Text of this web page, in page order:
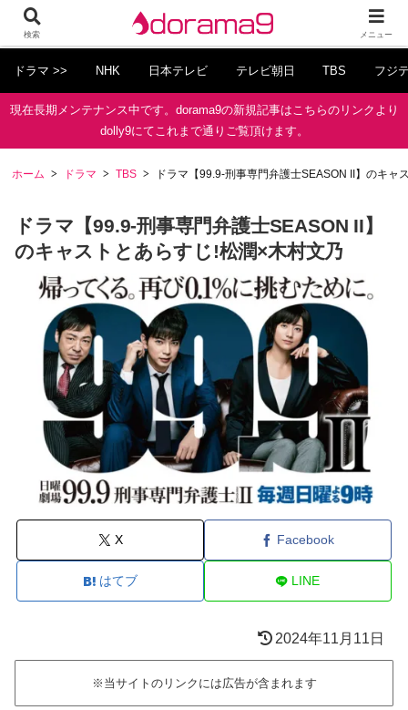
ドラマ >> NHK 日本テレビ テレビ朝日 TBS フジ
現在長期メンテナンス中です。dorama9の新規記事はこちらのリンクより
dolly9にてこれまで通りご覧頂けます。
ホーム ドラマ TBS ドラマ【99.9-刑事専門弁護士SEASON II】のキャ
ドラマ【99.9-刑事専門弁護士SEASON II】
のキャストとあらすじ!松潤×木村文乃
X Facebook
はてブ LINE
2024年11月11日
※当サイトのリンクには広告が含まれます
検索 メニュー